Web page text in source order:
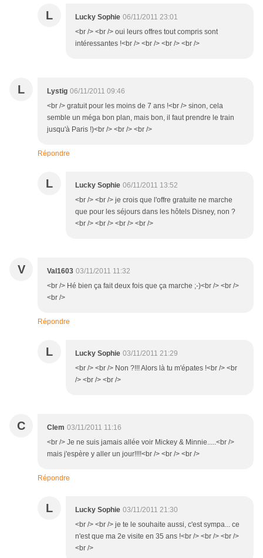
L Lucky Sophie 06/11/2011 23:01
<br /> <br /> oui leurs offres tout compris sont
intéressantes !<br /> <br /> <br /> <br />
L Lystig 06/11/2011 09:46
<br /> gratuit pour les moins de 7 ans !<br /> sinon, cela
semble un méga bon plan, mais bon, il faut prendre le train
jusqu'à Paris !)<br /> <br /> <br />
Répondre
L Lucky Sophie 06/11/2011 13:52
<br /> <br /> je crois que l'offre gratuite ne marche
que pour les séjours dans les hôtels Disney, non ?
<br /> <br /> <br /> <br />
V Val1603 03/11/2011 11:32
<br /> Hé bien ça fait deux fois que ça marche ;-)<br /> <br />
<br />
Répondre
L Lucky Sophie 03/11/2011 21:29
<br /> <br /> Non ?!!! Alors là tu m'épates !<br /> <br
/> <br /> <br />
C Clem 03/11/2011 11:16
<br /> Je ne suis jamais allée voir Mickey & Minnie.....<br />
mais j'espère y aller un jour!!!!<br /> <br /> <br />
Répondre
L Lucky Sophie 03/11/2011 21:30
<br /> <br /> je te le souhaite aussi, c'est sympa... ce
n'est que ma 2e visite en 35 ans !<br /> <br /> <br />
<br />